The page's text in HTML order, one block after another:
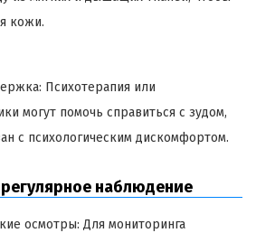
кожи.
Психотерапия или
могут помочь справиться с зудом,
с психологическим дискомфортом.
наблюдение
осмотры: Для мониторинга